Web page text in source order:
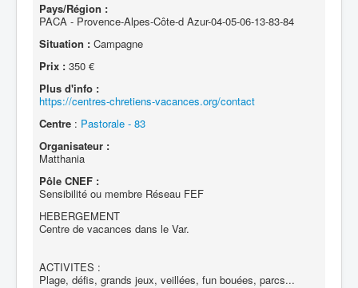
Pays/Région :
PACA - Provence-Alpes-Côte-d Azur-04-05-06-13-83-84
Situation : Campagne
Prix : 350 €
Plus d'info :
https://centres-chretiens-vacances.org/contact
Centre : Pastorale - 83
Organisateur :
Matthania
Pôle CNEF :
Sensibilité ou membre Réseau FEF
HEBERGEMENT
Centre de vacances dans le Var.
ACTIVITES :
Plage, défis, grands jeux, veillées, fun bouées, parcs...